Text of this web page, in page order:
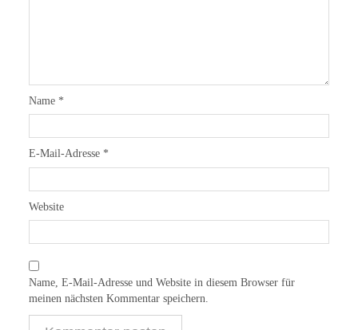
Name *
E-Mail-Adresse *
Website
Name, E-Mail-Adresse und Website in diesem Browser für
meinen nächsten Kommentar speichern.